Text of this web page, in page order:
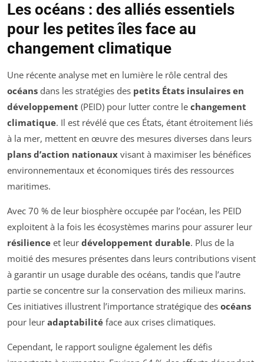
Les océans : des alliés essentiels
pour les petites îles face au
changement climatique
Une récente analyse met en lumière le rôle central des
océans dans les stratégies des petits États insulaires en
développement (PEID) pour lutter contre le changement
climatique. Il est révélé que ces États, étant étroitement liés
à la mer, mettent en œuvre des mesures diverses dans leurs
plans d’action nationaux visant à maximiser les bénéfices
environnementaux et économiques tirés des ressources
maritimes.
Avec 70 % de leur biosphère occupée par l’océan, les PEID
exploitent à la fois les écosystèmes marins pour assurer leur
résilience et leur développement durable. Plus de la
moitié des mesures présentes dans leurs contributions visent
à garantir un usage durable des océans, tandis que l’autre
partie se concentre sur la conservation des milieux marins.
Ces initiatives illustrent l’importance stratégique des océans
pour leur adaptabilité face aux crises climatiques.
Cependant, le rapport souligne également les défis